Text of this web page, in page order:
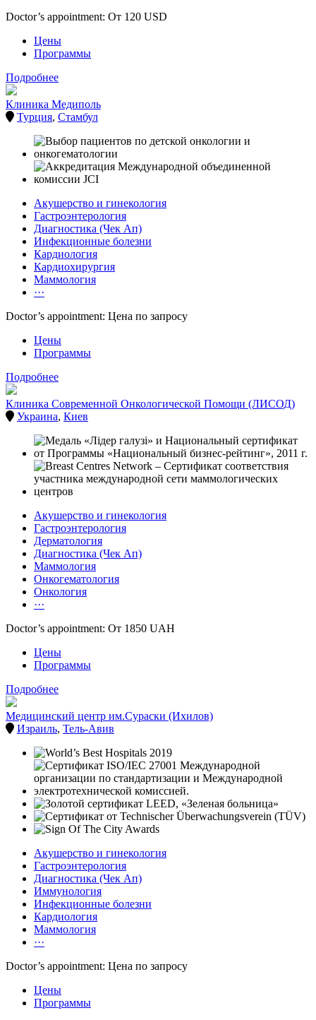
Doctor’s appointment: От 120 USD
Цены
Программы
Подробнее
Клиника Медиполь
Турция, Стамбул
Акушерство и гинекология
Гастроэнтерология
Диагностика (Чек Ап)
Инфекционные болезни
Кардиология
Кардиохирургия
Маммология
···
Doctor’s appointment: Цена по запросу
Цены
Программы
Подробнее
Клиника Современной Онкологической Помощи (ЛИСОД)
Украина, Киев
Акушерство и гинекология
Гастроэнтерология
Дерматология
Диагностика (Чек Ап)
Маммология
Онкогематология
Онкология
···
Doctor’s appointment: От 1850 UAH
Цены
Программы
Подробнее
Медицинский центр им.Сураски (Ихилов)
Израиль, Тель-Авив
Акушерство и гинекология
Гастроэнтерология
Диагностика (Чек Ап)
Иммунология
Инфекционные болезни
Кардиология
Маммология
···
Doctor’s appointment: Цена по запросу
Цены
Программы